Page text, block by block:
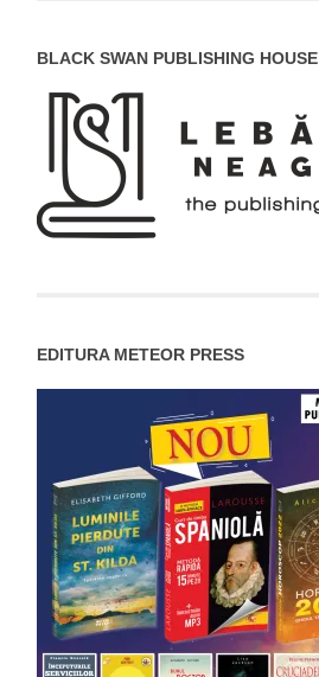
BLACK SWAN PUBLISHING HOUSE
EDITURA METEOR PRESS